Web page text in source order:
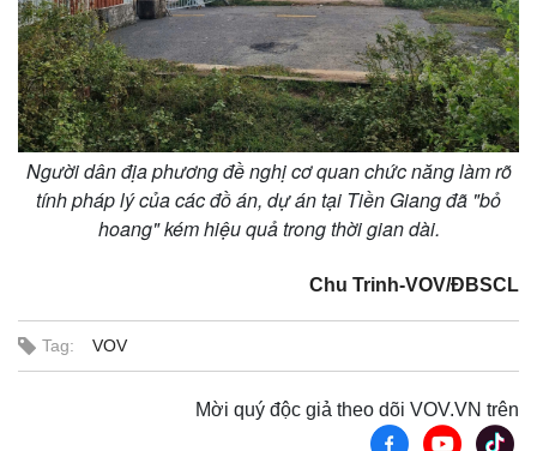
Thị trường
Người dân địa phương đề nghị cơ quan chức năng làm rõ
tính pháp lý của các đồ án, dự án tại Tiền Giang đã "bỏ
hoang" kém hiệu quả trong thời gian dài.
Chu Trinh-VOV/ĐBSCL
Tag: VOV
Mời quý độc giả theo dõi VOV.VN trên